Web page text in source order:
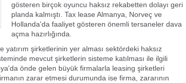
gösteren birçok oyuncu haksız rekabetten dolayı geri
planda kalmıştı. Tax lease Almanya, Norveç ve
Hollanda'da faaliyet gösteren önemli tersaneler dava
açma hazırlığında.
şirketlerinin yer alması sektördeki haksız
mevcut şirketlerin sisteme katılması ile ilgili
önde gelen büyük firmalarla leasing şirketleri
zarar etmesi durumunda ise firma, zararının